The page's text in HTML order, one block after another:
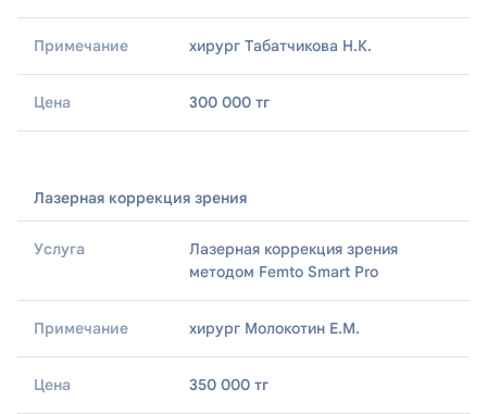
хирург Табатчикова Н.К.
300 000 тг
Лазерная коррекция зрения
Лазерная коррекция зрения
методом Femto Smart Pro
хирург Молокотин Е.М.
350 000 тг